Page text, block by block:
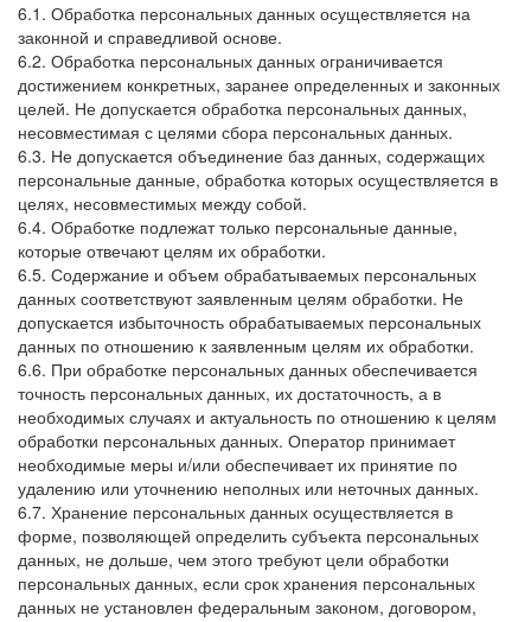
6.1. Обработка персональных данных осуществляется на
законной и справедливой основе.
6.2. Обработка персональных данных ограничивается
достижением конкретных, заранее определенных и законных
целей. Не допускается обработка персональных данных,
несовместимая с целями сбора персональных данных.
6.3. Не допускается объединение баз данных, содержащих
персональные данные, обработка которых осуществляется в
целях, несовместимых между собой.
6.4. Обработке подлежат только персональные данные,
которые отвечают целям их обработки.
6.5. Содержание и объем обрабатываемых персональных
данных соответствуют заявленным целям обработки. Не
допускается избыточность обрабатываемых персональных
данных по отношению к заявленным целям их обработки.
6.6. При обработке персональных данных обеспечивается
точность персональных данных, их достаточность, а в
необходимых случаях и актуальность по отношению к целям
обработки персональных данных. Оператор принимает
необходимые меры и/или обеспечивает их принятие по
удалению или уточнению неполных или неточных данных.
6.7. Хранение персональных данных осуществляется в
форме, позволяющей определить субъекта персональных
данных, не дольше, чем этого требуют цели обработки
персональных данных, если срок хранения персональных
данных не установлен федеральным законом, договором,